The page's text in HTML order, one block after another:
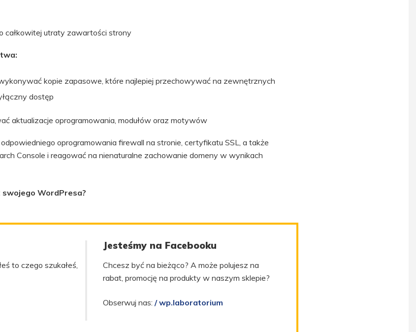
całkowitej utraty zawartości strony
kopie zapasowe, które najlepiej przechowywać na zewnętrznych
dostęp
aktualizacje oprogramowania, modułów oraz motywów
oprogramowania firewall na stronie, certyfikatu SSL, a także
Console i reagować na nienaturalne zachowanie domeny w wynikach
swojego WordPresa?
to czego szukałeś,
Jesteśmy na Facebooku
Chcesz być na bieżąco? A może polujesz na
rabat, promocję na produkty w naszym sklepie?
Obserwuj nas: / wp.laboratorium